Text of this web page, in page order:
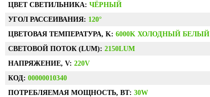
ЦВЕТ СВЕТИЛЬНИКА: ЧЁРНЫЙ
УГОЛ РАССЕИВАНИЯ: 120°
ЦВЕТОВАЯ ТЕМПЕРАТУРА, K: 6000K ХОЛОДНЫЙ БЕЛЫЙ
СВЕТОВОЙ ПОТОК (LUM): 2150LUM
НАПРЯЖЕНИЕ, V: 220V
КОД: 00000010340
ПОТРЕБЛЯЕМАЯ МОЩНОСТЬ, ВТ: 30W